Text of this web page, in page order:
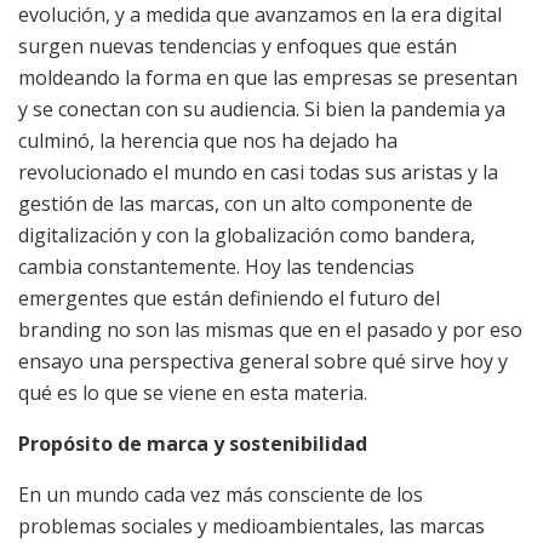
evolución, y a medida que avanzamos en la era digital
surgen nuevas tendencias y enfoques que están
moldeando la forma en que las empresas se presentan
y se conectan con su audiencia. Si bien la pandemia ya
culminó, la herencia que nos ha dejado ha
revolucionado el mundo en casi todas sus aristas y la
gestión de las marcas, con un alto componente de
digitalización y con la globalización como bandera,
cambia constantemente. Hoy las tendencias
emergentes que están definiendo el futuro del
branding no son las mismas que en el pasado y por eso
ensayo una perspectiva general sobre qué sirve hoy y
qué es lo que se viene en esta materia.
Propósito de marca y sostenibilidad
En un mundo cada vez más consciente de los
problemas sociales y medioambientales, las marcas